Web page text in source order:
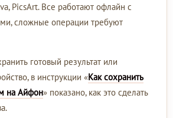
PicsArt. Все работают офлайн с
сложные операции требуют
готовый результат или
в инструкции «Как сохранить
на Айфон» показано, как это сделать